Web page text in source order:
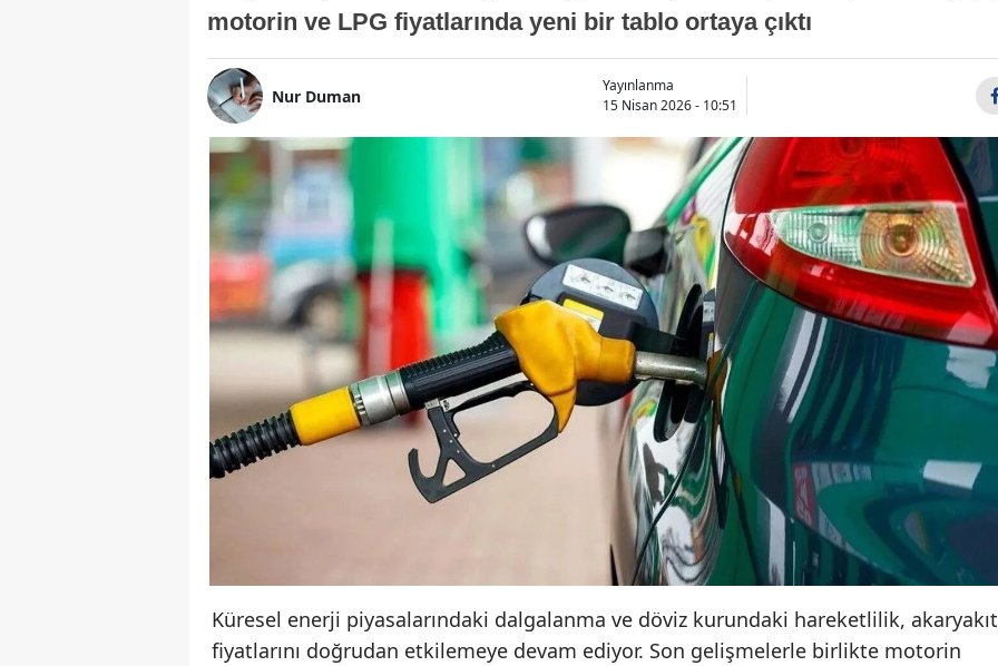
motorin ve LPG fiyatlarında yeni bir tablo ortaya çıktı
Nur Duman
Yayınlanma
15 Nisan 2026 - 10:51
Küresel enerji piyasalarındaki dalgalanma ve döviz kurundaki hareketlilik, akaryakıt
fiyatlarını doğrudan etkilemeye devam ediyor. Son gelişmelerle birlikte motorin